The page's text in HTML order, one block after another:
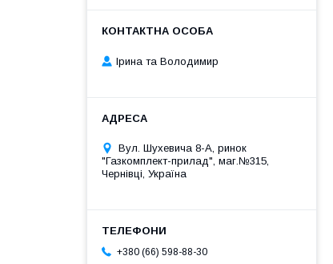
Ірина та Володимир
Вул. Шухевича 8-А, ринок
"Газкомплект-прилад", маг.№315,
Чернівці, Україна
+380 (66) 598-88-30